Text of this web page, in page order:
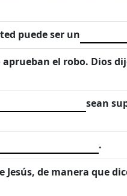
puede ser un
aprueban el robo. Dios
sean
.
de manera que